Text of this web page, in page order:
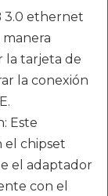
3.0 ethernet
la tarjeta de
la conexión
Este
el chipset
el adaptador
con el